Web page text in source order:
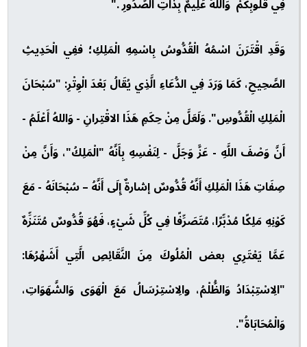
وَقَدِ اقْتَرَنَ اسْمُهُ الْقُدُّوسُ بِاسْمِهِ الْمَلِكِ؛ ففِي الْحَدِيثِ
الصَّحِيحِ، كَمَا وَرَدَ فِي الدُّعَاءِ الَّذِي يُقَالُ بَعْدَ الْوِتْرِ: "سُبْحَانَ
الْمَلِكِ الْقُدُّوسِ". وَلَعَلَّ مِنْ حِكَمِ هَذَا الاقْتِرانِ - وَاللهُ أَعْلَمُ -
أَنَّ وَصْفَ اللَّهِ - عَزَّ وَجَلَّ - لِنَفْسِهِ بِأَنَّهُ "الْمَلِكُ"، وَأَنَّ مِنْ
صِفَاتِ هَذَا الْمَلِكِ أَنَّهُ قُدُّوسٌ إشارةٌ إِلَى أَنَّهُ – سُبْحَانَهُ - مَعَ
كَوْنِهِ مَلِكًا مُدْبِّرًا، مُتَصَرِّفًا فِي كُلِّ شَيْءٍ، فَهُوَ قُدُّوسٌ مُتَنَزِّهٌ
عَمَّا يَعْتَرِي بعض الْمُلُوكَ مِنَ النَّقَائِصِ الَّتِي أَشَهْرُهَا:
"الِاسْتِبْدَادُ وَالظُّلْمُ، والِاسْتِرْسَالُ مَعَ الْهَوَى وَالشَّهَوَاتِ،
وَالْمُحَابَاةُ".